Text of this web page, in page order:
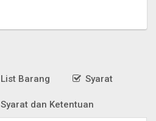
List Barang Syarat
Syarat dan Ketentuan